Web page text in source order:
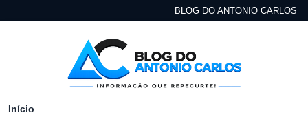
BLOG DO ANTONIO CARLOS
Início